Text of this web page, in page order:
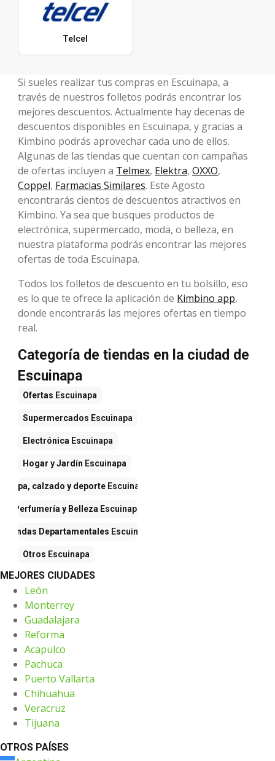
Telcel
Si sueles realizar tus compras en Escuinapa, a
través de nuestros folletos podrás encontrar los
mejores descuentos. Actualmente hay decenas de
descuentos disponibles en Escuinapa, y gracias a
Kimbino podrás aprovechar cada uno de ellos.
Algunas de las tiendas que cuentan con campañas
de ofertas incluyen a Telmex, Elektra, OXXO,
Coppel, Farmacias Similares. Este Agosto
encontrarás cientos de descuentos atractivos en
Kimbino. Ya sea que busques productos de
electrónica, supermercado, moda, o belleza, en
nuestra plataforma podrás encontrar las mejores
ofertas de toda Escuinapa.
Todos los folletos de descuento en tu bolsillo, eso
es lo que te ofrece la aplicación de Kimbino app,
donde encontrarás las mejores ofertas en tiempo
real.
Categoría de tiendas en la ciudad de
Escuinapa
Ofertas Escuinapa
Supermercados Escuinapa
Electrónica Escuinapa
Hogar y Jardín Escuinapa
Ropa, calzado y deporteEscuinapa
Perfumería y Belleza Escuinapa
Tiendas Departamentales Escuinapa
Otros Escuinapa
MEJORES CIUDADES
León
Monterrey
Guadalajara
Reforma
Acapulco
Pachuca
Puerto Vallarta
Chihuahua
Veracruz
Tijuana
OTROS PAÍSES